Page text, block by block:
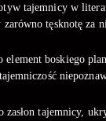
tajemnicy w
tęsknotę za
boskiego
tajemnicy,